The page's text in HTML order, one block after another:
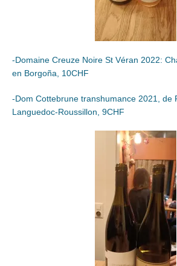
-Domaine Creuze Noire St Véran 2022:
en Borgoña, 10CHF
-Dom Cottebrune transhumance 2021, de
Languedoc-Roussillon, 9CHF